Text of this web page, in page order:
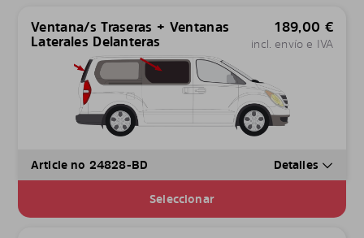
Ventana/s Traseras + Ventanas
Laterales Delanteras
189,00 €
incl. envío e IVA
Article no 24828-BD Detalles
Seleccionar